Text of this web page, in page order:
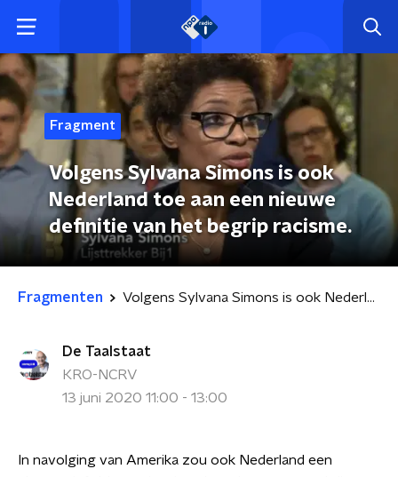
Fragment
Volgens Sylvana Simons is ook
Nederland toe aan een nieuwe
definitie van het begrip racisme.
Fragmenten Volgens Sylvana Simons is ook Nederland toe aan een nieuwe definitie van het begrip racisme.
De Taalstaat
KRO-NCRV
13 juni 2020 11:00 - 13:00
In navolging van Amerika zou ook Nederland een